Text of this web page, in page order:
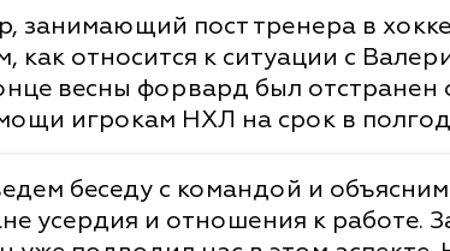
занимающий пост тренера в
как относится к ситуации с
весны форвард был отстранен
игрокам НХЛ на срок в
беседу с командой и
усердия и отношения к работе.